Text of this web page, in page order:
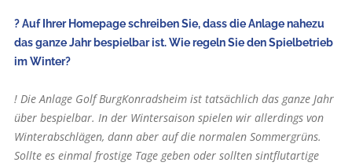
? Auf Ihrer Homepage schreiben Sie, dass die Anlage nahezu
das ganze Jahr bespielbar ist. Wie regeln Sie den Spielbetrieb
im Winter?
! Die Anlage Golf BurgKonradsheim ist tatsächlich das ganze Jahr
über bespielbar. In der Wintersaison spielen wir allerdings von
Winterabschlägen, dann aber auf die normalen Sommergrüns.
Sollte es einmal frostige Tage geben oder sollten sintflutartige